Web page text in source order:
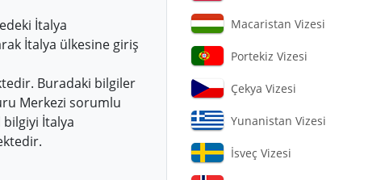
İtalya
İtalya ülkesine giriş
Buradaki bilgiler
Merkezi sorumlu
İtalya
Macaristan Vizesi
Portekiz Vizesi
Çekya Vizesi
Yunanistan Vizesi
İsveç Vizesi